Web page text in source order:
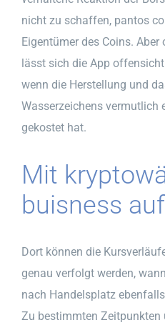
nicht zu schaffen, pantos
Eigentümer des Coins.
lässt sich die App
wenn die Herstellung und
Wasserzeichens vermutlich
gekostet hat.
Mit
buisness
Dort können die
genau verfolgt werden,
nach Handelsplatz
Zu bestimmten Zeitpunkten